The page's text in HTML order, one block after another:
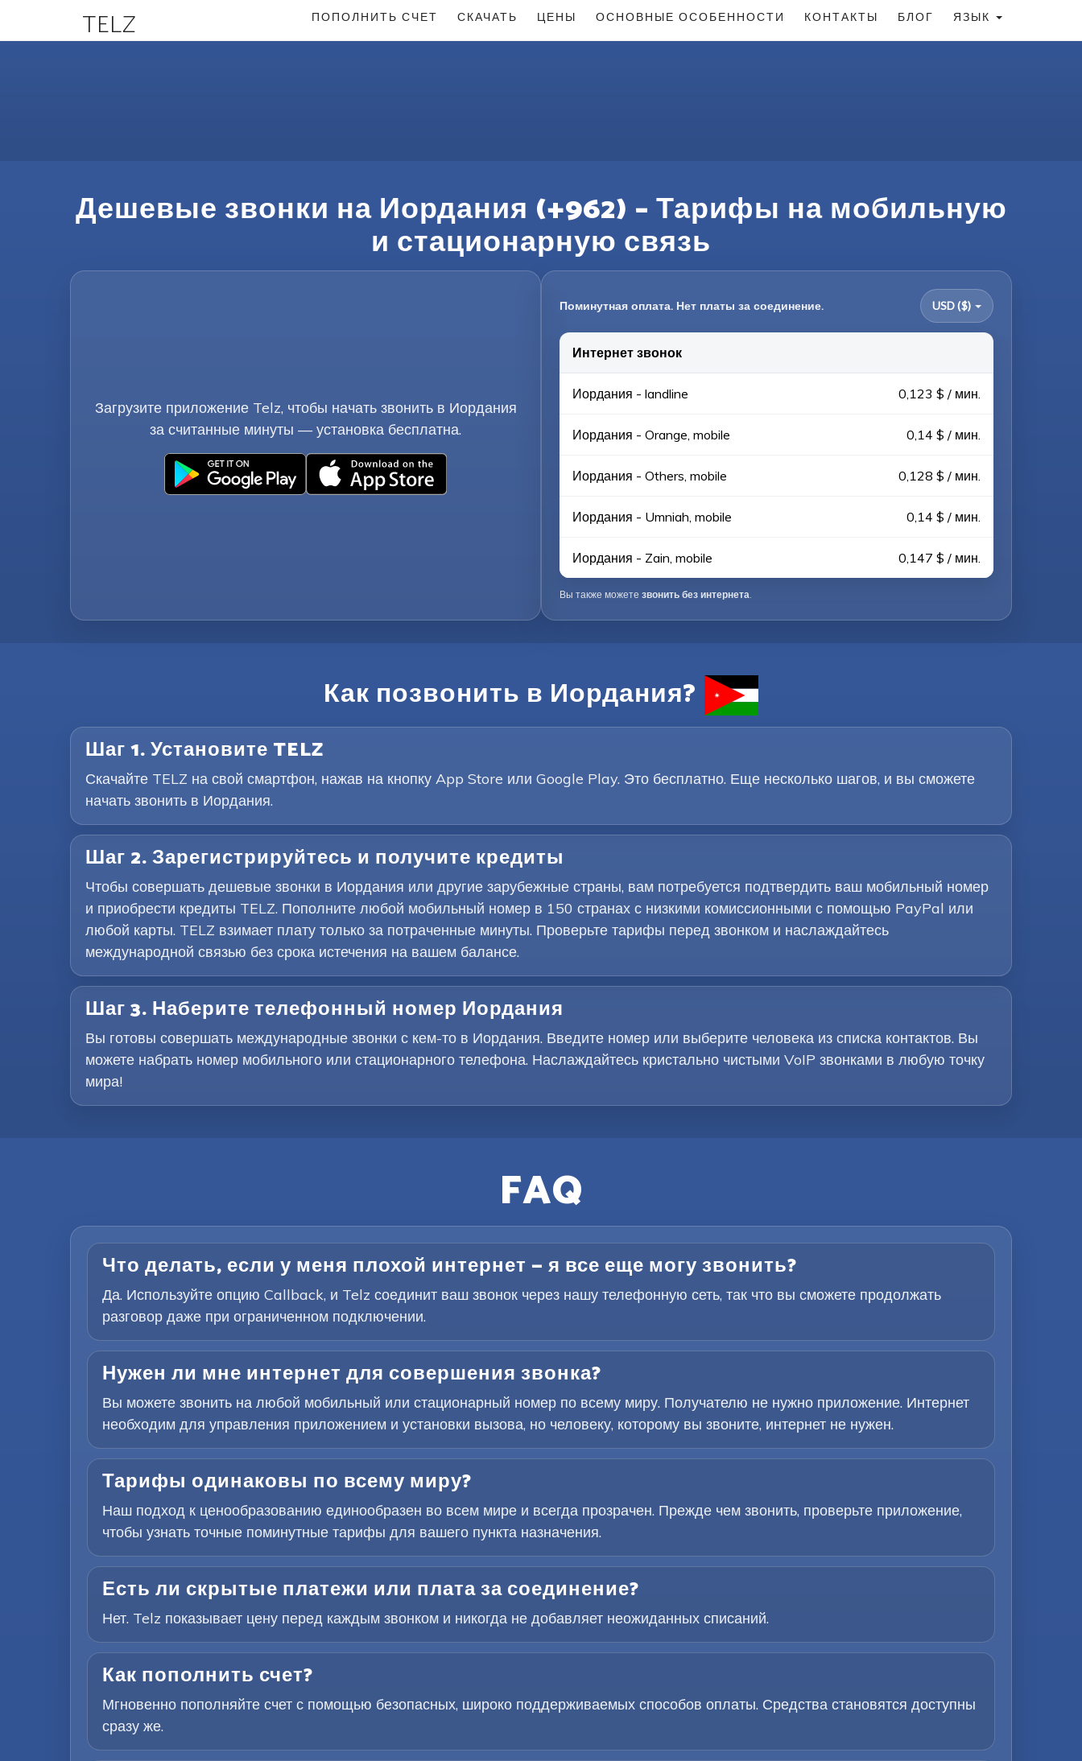
TELZ ПОПОЛНИТЬ СЧЕТ СКАЧАТЬ ЦЕНЫ ОСНОВНЫЕ ОСОБЕННОСТИ КОНТАКТЫ БЛОГ ЯЗЫК
Дешевые звонки на Иордания (+962) – Тарифы на мобильную
и стационарную связь
Загрузите приложение Telz, чтобы начать звонить в Иордания
за считанные минуты — установка бесплатна.
Поминутная оплата. Нет платы за соединение. USD ($)
Интернет звонок
Иордания - landline 0,123 $ / мин.
Иордания - Orange, mobile 0,14 $ / мин.
Иордания - Others, mobile 0,128 $ / мин.
Иордания - Umniah, mobile 0,14 $ / мин.
Иордания - Zain, mobile 0,147 $ / мин.
Вы также можете звонить без интернета.
Как позвонить в Иордания?
Шаг 1. Установите TELZ
Скачайте TELZ на свой смартфон, нажав на кнопку App Store или Google Play. Это бесплатно. Еще несколько шагов, и вы сможете
начать звонить в Иордания.
Шаг 2. Зарегистрируйтесь и получите кредиты
Чтобы совершать дешевые звонки в Иордания или другие зарубежные страны, вам потребуется подтвердить ваш мобильный номер
и приобрести кредиты TELZ. Пополните любой мобильный номер в 150 странах с низкими комиссионными с помощью PayPal или
любой карты. TELZ взимает плату только за потраченные минуты. Проверьте тарифы перед звонком и наслаждайтесь
международной связью без срока истечения на вашем балансе.
Шаг 3. Наберите телефонный номер Иордания
Вы готовы совершать международные звонки с кем-то в Иордания. Введите номер или выберите человека из списка контактов. Вы
можете набрать номер мобильного или стационарного телефона. Наслаждайтесь кристально чистыми VoIP звонками в любую точку
мира!
FAQ
Что делать, если у меня плохой интернет — я все еще могу звонить?
Да. Используйте опцию Callback, и Telz соединит ваш звонок через нашу телефонную сеть, так что вы сможете продолжать
разговор даже при ограниченном подключении.
Нужен ли мне интернет для совершения звонка?
Вы можете звонить на любой мобильный или стационарный номер по всему миру. Получателю не нужно приложение. Интернет
необходим для управления приложением и установки вызова, но человеку, которому вы звоните, интернет не нужен.
Тарифы одинаковы по всему миру?
Наш подход к ценообразованию единообразен во всем мире и всегда прозрачен. Прежде чем звонить, проверьте приложение,
чтобы узнать точные поминутные тарифы для вашего пункта назначения.
Есть ли скрытые платежи или плата за соединение?
Нет. Telz показывает цену перед каждым звонком и никогда не добавляет неожиданных списаний.
Как пополнить счет?
Мгновенно пополняйте счет с помощью безопасных, широко поддерживаемых способов оплаты. Средства становятся доступны
сразу же.